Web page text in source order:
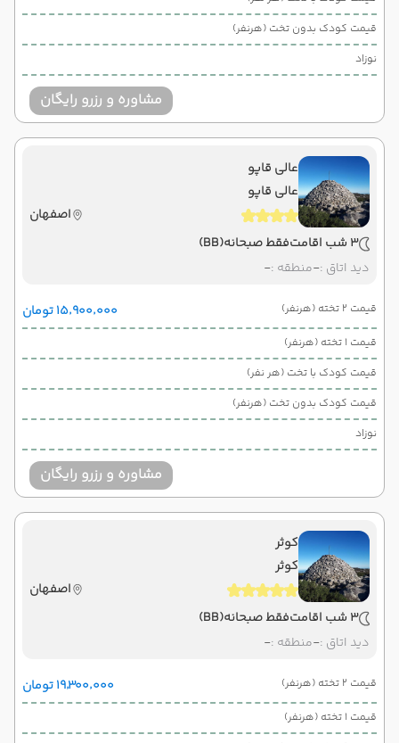
قیمت کودک بدون تخت (هرنفر)
نوزاد
مشاوره و رزرو رایگان
عالی قاپو
عالی قاپو
اصفهان
3 شب اقامت
فقط صبحانه(BB)
دید اتاق :-منطقه :-
قیمت 2 تخته (هرنفر) ۱۵٬۹۰۰٬۰۰۰ تومان
قیمت 1 تخته (هرنفر)
قیمت کودک با تخت (هر نفر)
قیمت کودک بدون تخت (هرنفر)
نوزاد
مشاوره و رزرو رایگان
کوثر
کوثر
اصفهان
3 شب اقامت
فقط صبحانه(BB)
دید اتاق :-منطقه :-
قیمت 2 تخته (هرنفر) ۱۹٬۳۰۰٬۰۰۰ تومان
قیمت 1 تخته (هرنفر)